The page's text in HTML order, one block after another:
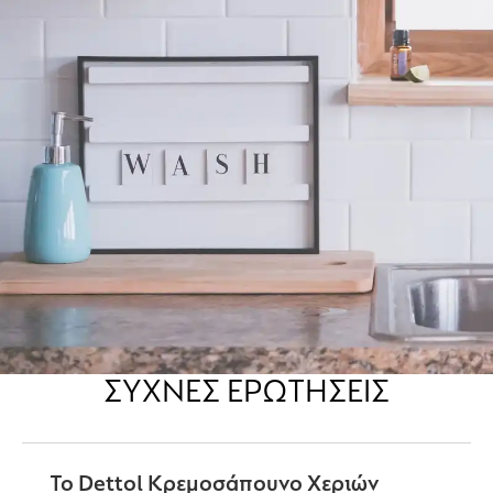
ΣΥΧΝΈΣ ΕΡΩΤΉΣΕΙΣ
Το Dettol Κρεμοσάπουνο Χεριών